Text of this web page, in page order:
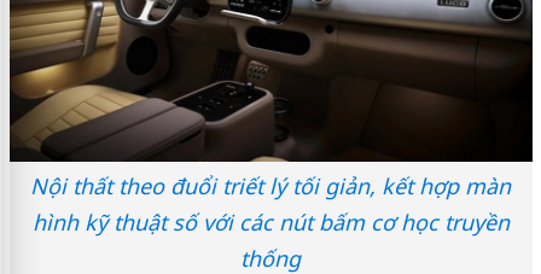
Nội thất theo đuổi triết lý tối giản, kết hợp màn
hình kỹ thuật số với các nút bấm cơ học truyền
thống